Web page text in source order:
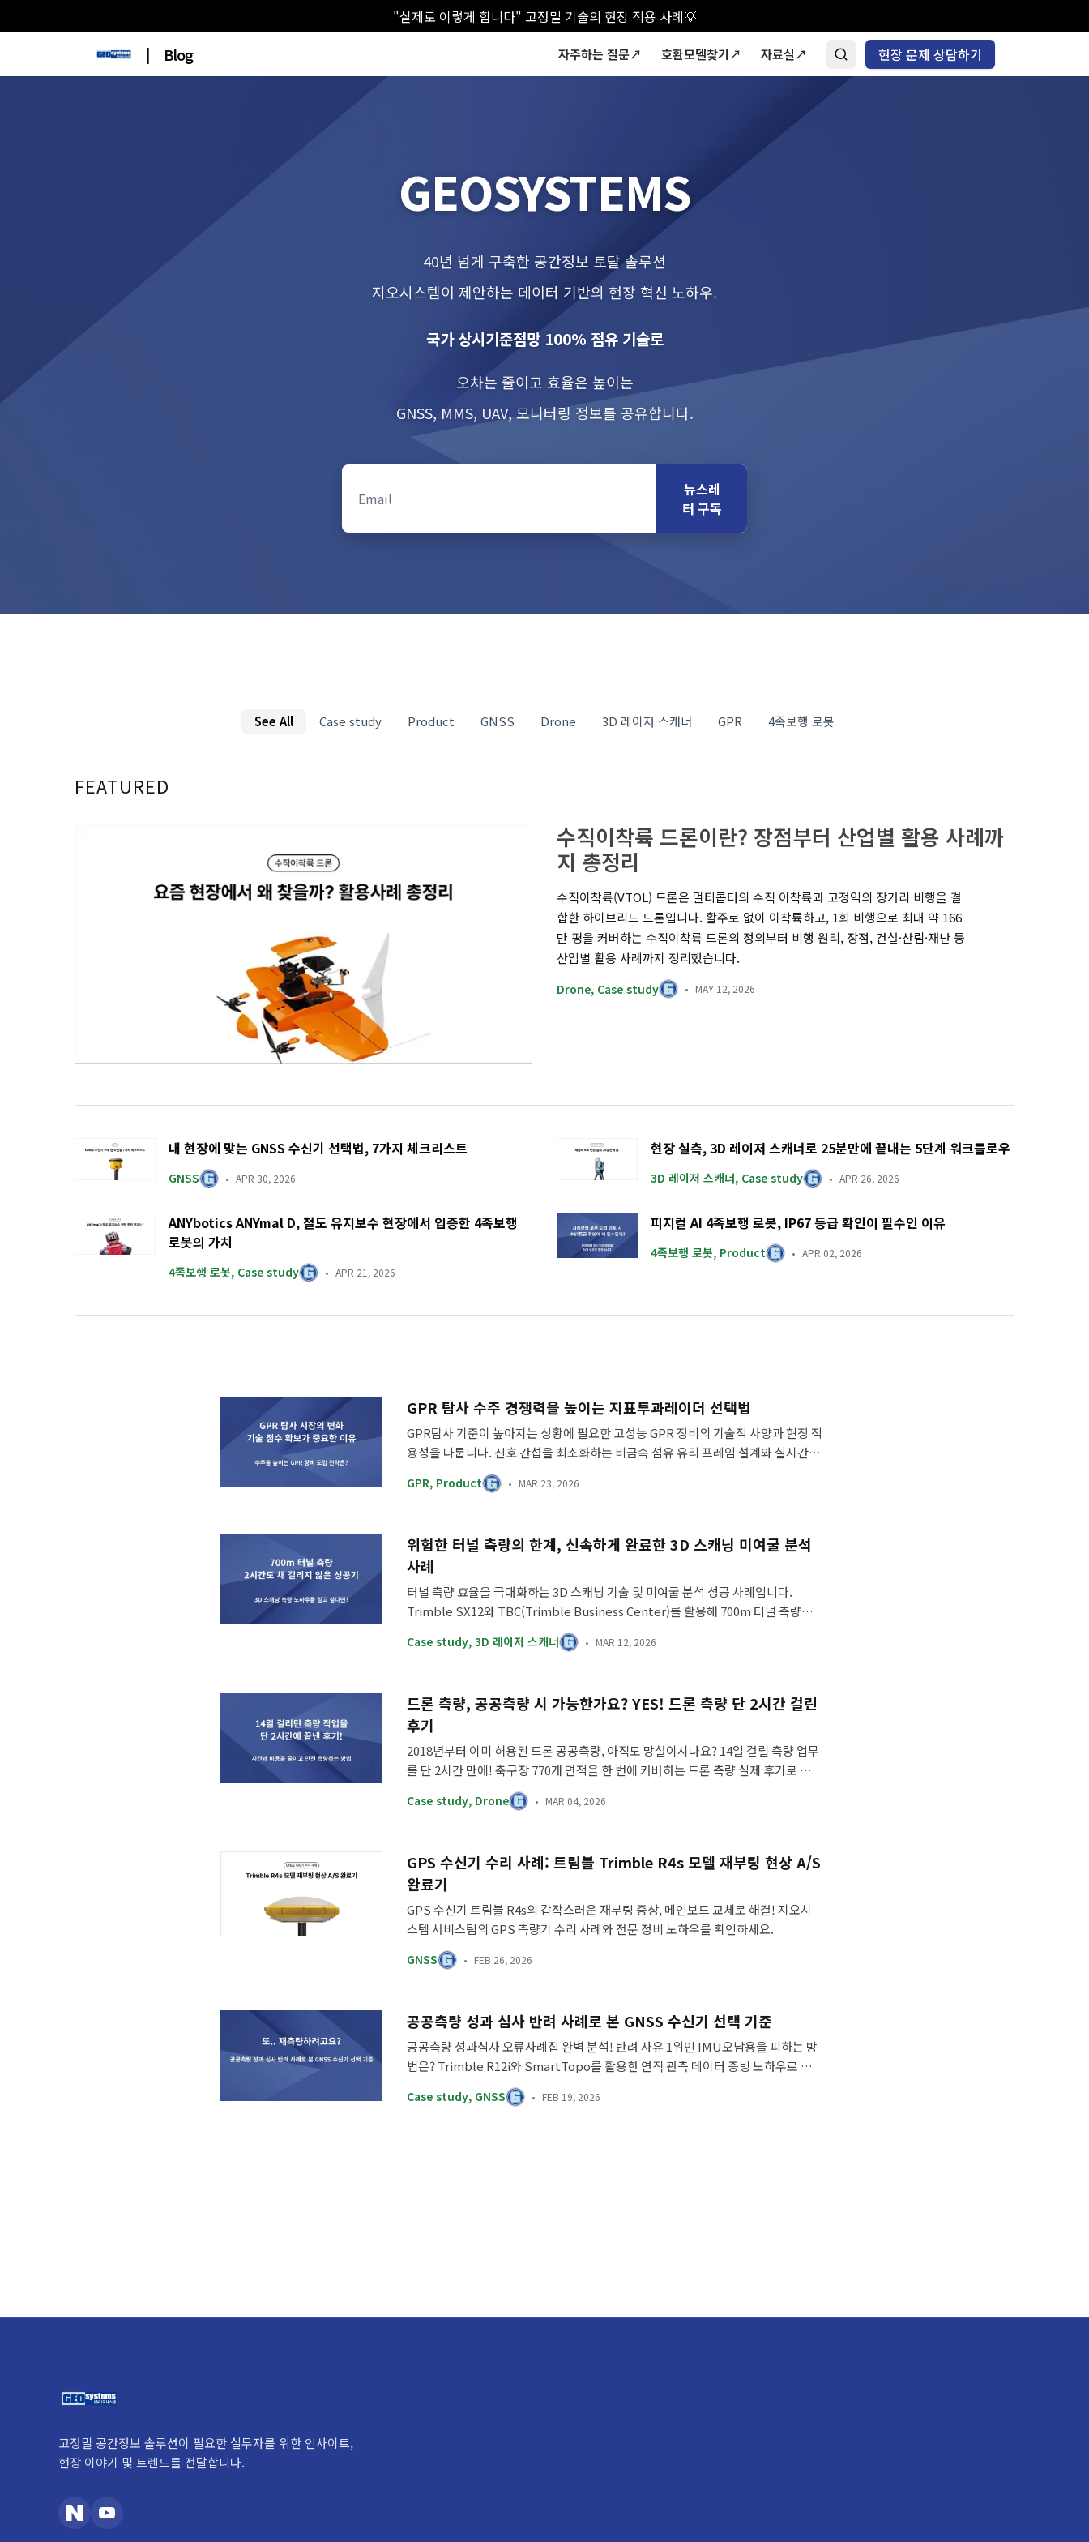
"실제로 이렇게 합니다" 고정밀 기술의 현장 적용 사례💡
| Blog 자주하는 질문↗ 호환모델찾기↗ 자료실↗ 현장 문제 상담하기
GEOSYSTEMS
40년 넘게 구축한 공간정보 토탈 솔루션
지오시스템이 제안하는 데이터 기반의 현장 혁신 노하우.
국가 상시기준점망 100% 점유 기술로
오차는 줄이고 효율은 높이는
GNSS, MMS, UAV, 모니터링 정보를 공유합니다.
뉴스레
터 구독
See All Case study Product GNSS Drone 3D 레이저 스캐너 GPR 4족보행 로봇
FEATURED
수직이착륙 드론이란? 장점부터 산업별 활용 사례까
지 총정리
수직이착륙(VTOL) 드론은 멀티콥터의 수직 이착륙과 고정익의 장거리 비행을 결
합한 하이브리드 드론입니다. 활주로 없이 이착륙하고, 1회 비행으로 최대 약 166
만 평을 커버하는 수직이착륙 드론의 정의부터 비행 원리, 장점, 건설·산림·재난 등
산업별 활용 사례까지 정리했습니다.
Drone, Case study MAY 12, 2026
내 현장에 맞는 GNSS 수신기 선택법, 7가지 체크리스트
GNSS APR 30, 2026
현장 실측, 3D 레이저 스캐너로 25분만에 끝내는 5단계 워크플로우
3D 레이저 스캐너, Case study APR 26, 2026
ANYbotics ANYmal D, 철도 유지보수 현장에서 입증한 4족보행
로봇의 가치
4족보행 로봇, Case study APR 21, 2026
피지컬 AI 4족보행 로봇, IP67 등급 확인이 필수인 이유
4족보행 로봇, Product APR 02, 2026
GPR 탐사 수주 경쟁력을 높이는 지표투과레이더 선택법
GPR탐사 기준이 높아지는 상황에 필요한 고성능 GPR 장비의 기술적 사양과 현장 적
용성을 다룹니다. 신호 간섭을 최소화하는 비금속 섬유 유리 프레임 설계와 실시간 리
포팅 시스템이 탐사 데이터의 신뢰도 및 발주처 보고서 품질에 미치는 영향을 분석합
니다.
GPR, Product MAR 23, 2026
위험한 터널 측량의 한계, 신속하게 완료한 3D 스캐닝 미여굴 분석
사례
터널 측량 효율을 극대화하는 3D 스캐닝 기술 및 미여굴 분석 성공 사례입니다.
Trimble SX12와 TBC(Trimble Business Center)를 활용해 700m 터널 측량을 2
시간 미만으로 단축한 노하우와 포인트 클라우드 기반의 후처리 자동화 과정을 가이
드로 정리했습니다.
Case study, 3D 레이저 스캐너 MAR 12, 2026
드론 측량, 공공측량 시 가능한가요? YES! 드론 측량 단 2시간 걸린
후기
2018년부터 이미 허용된 드론 공공측량, 아직도 망설이시나요? 14일 걸릴 측량 업무
를 단 2시간 만에! 축구장 770개 면적을 한 번에 커버하는 드론 측량 실제 후기로 압도
적 생산성과 비용 절감 노하우를 확인하세요.
Case study, Drone MAR 04, 2026
GPS 수신기 수리 사례: 트림블 Trimble R4s 모델 재부팅 현상 A/S
완료기
GPS 수신기 트림블 R4s의 갑작스러운 재부팅 증상, 메인보드 교체로 해결! 지오시
스템 서비스팀의 GPS 측량기 수리 사례와 전문 정비 노하우를 확인하세요.
GNSS FEB 26, 2026
공공측량 성과 심사 반려 사례로 본 GNSS 수신기 선택 기준
공공측량 성과심사 오류사례집 완벽 분석! 반려 사유 1위인 IMU오남용을 피하는 방
법은? Trimble R12i와 SmartTopo를 활용한 연직 관측 데이터 증빙 노하우로 재
측량 비용을 아끼고 한 번에 심사를 통과하는 비결을 확인하세요.
Case study, GNSS FEB 19, 2026
고정밀 공간정보 솔루션이 필요한 실무자를 위한 인사이트,
현장 이야기 및 트렌드를 전달합니다.